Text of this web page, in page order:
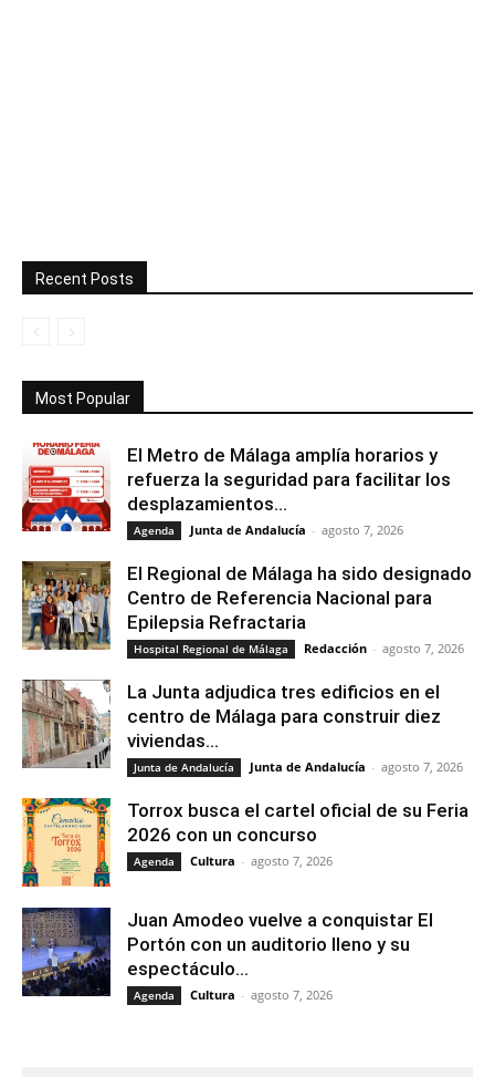
Recent Posts
Most Popular
El Metro de Málaga amplía horarios y
refuerza la seguridad para facilitar los
desplazamientos...
Agenda Junta de Andalucía - agosto 7, 2026
El Regional de Málaga ha sido designado
Centro de Referencia Nacional para
Epilepsia Refractaria
Hospital Regional de Málaga Redacción - agosto 7, 2026
La Junta adjudica tres edificios en el
centro de Málaga para construir diez
viviendas...
Junta de Andalucía Junta de Andalucía - agosto 7, 2026
Torrox busca el cartel oficial de su Feria
2026 con un concurso
Agenda Cultura - agosto 7, 2026
Juan Amodeo vuelve a conquistar El
Portón con un auditorio lleno y su
espectáculo...
Agenda Cultura - agosto 7, 2026